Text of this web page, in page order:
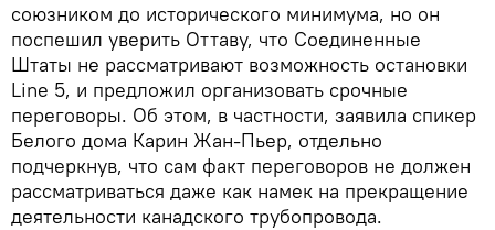
союзником до исторического минимума, но он
поспешил уверить Оттаву, что Соединенные
Штаты не рассматривают возможность остановки
Line 5, и предложил организовать срочные
переговоры. Об этом, в частности, заявила спикер
Белого дома Карин Жан-Пьер, отдельно
подчеркнув, что сам факт переговоров не должен
рассматриваться даже как намек на прекращение
деятельности канадского трубопровода.